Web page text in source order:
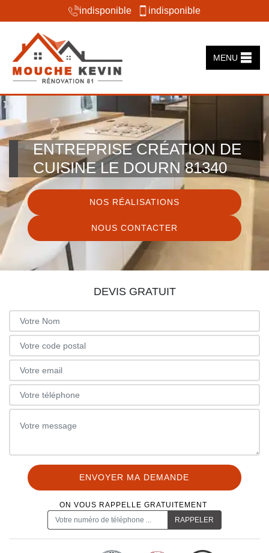
indisponible indisponible
MENU
ENTREPRISE CRÉATION DE
CUISINE LE DOURN 81340
NOS RÉALISATIONS
NOUS CONTACTER
DEVIS GRATUIT
ON VOUS RAPPELLE GRATUITEMENT